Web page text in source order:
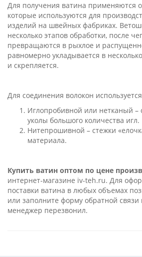
Для получения ватина применяются
которые используются для
изделий на швейных фабриках.
несколько этапов обработки, после
превращаются в рыхлое и
равномерно укладывается в
и скрепляется.
Для соединения волокон
Иглопробивной или нетканый
уколы большого количества игл.
Нитепрошивной – стежки
материала.
Купить ватин оптом по цене
интернет-магазине iv-teh.ru. Для
поставки ватина в любых объемах
или заполните форму обратной связи
менеджер перезвонил.